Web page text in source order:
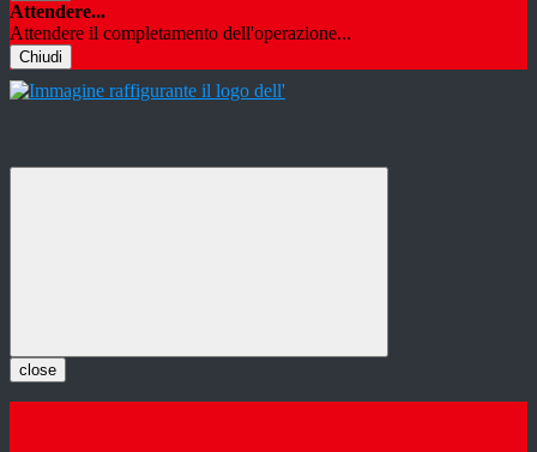
Attendere...
Attendere il completamento dell'operazione...
Chiudi
close